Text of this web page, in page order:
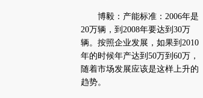
博毅：产能标准：2006年是
20万辆，到2008年要达到30万
辆。按照企业发展，如果到2010
年的时候年产达到50万到60万，
随着市场发展应该是这样上升的
趋势。